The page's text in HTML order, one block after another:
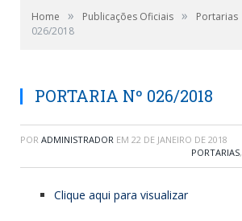
Home » Publicações Oficiais » Portarias
026/2018
PORTARIA Nº 026/2018
POR ADMINISTRADOR EM 22 DE JANEIRO DE 2018
PORTARIAS,
Clique aqui para visualizar